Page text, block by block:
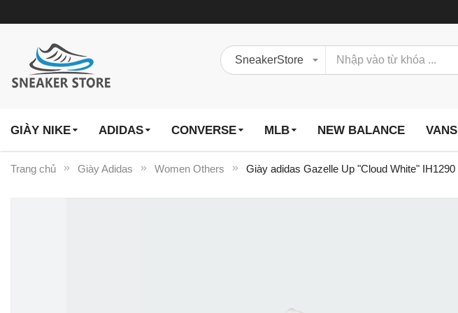
GIÀY NIKE ADIDAS CONVERSE MLB NEW BALANCE VANS
Trang chủ Giày Adidas Women Others Giày adidas Gazelle Up "Cloud White" IH1290